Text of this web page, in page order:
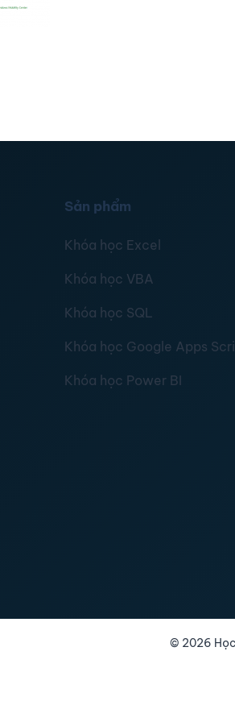
Sản phẩm
Khóa học Excel
Khóa học VBA
Khóa học SQL
Khóa học Google Apps
Khóa học Power BI
© 2026